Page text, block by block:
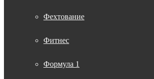
Фехтование
Фитнес
Формула 1